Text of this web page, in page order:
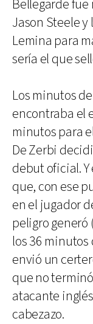
Bellegarde
Jason Steele
Lemina para
sería el que
Los minutos
encontraba el
minutos para
De Zerbi
debut oficial.
que, con ese
en el jugador
peligro generó
los 36
envió un
que no
atacante
cabezazo.